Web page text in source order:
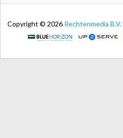
Copyright © 2026 Rechtenmedia B.V.